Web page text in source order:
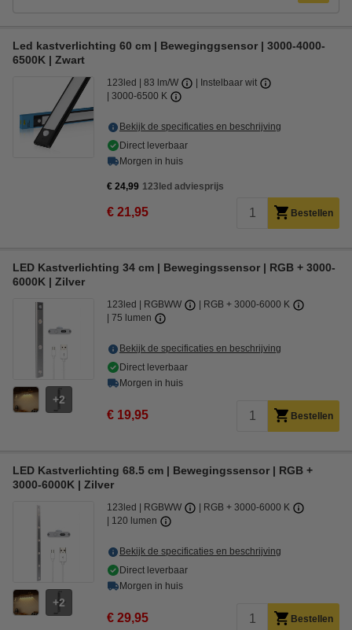
Led kastverlichting 60 cm | Beweginggsensor | 3000-4000-
6500K | Zwart
123led 83 lm/W
Instelbaar wit
3000-6500 K
Bekijk de specificaties en beschrijving
Direct leverbaar
Morgen in huis
€ 24,99 123led adviesprijs
€ 21,95 Bestellen
LED Kastverlichting 34 cm | Bewegingssensor | RGB + 3000-
6000K | Zilver
2
123led RGBWW
RGB + 3000-6000 K
75 lumen
Bekijk de specificaties en beschrijving
Direct leverbaar
Morgen in huis
€ 19,95 Bestellen
LED Kastverlichting 68.5 cm | Bewegingssensor | RGB +
3000-6000K | Zilver
2
123led RGBWW
RGB + 3000-6000 K
120 lumen
Bekijk de specificaties en beschrijving
Direct leverbaar
Morgen in huis
€ 29,95 Bestellen